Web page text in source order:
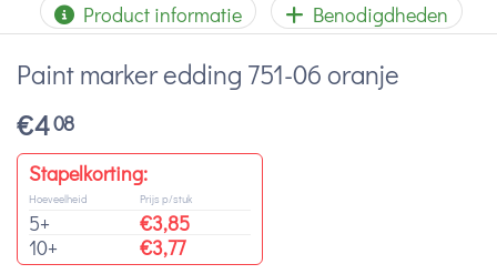
Product informatie Benodigdheden
Paint marker edding 751-06 oranje
€408
Stapelkorting:
Hoeveelheid
5+
10+
Prijs p/stuk
€3,85
€3,77